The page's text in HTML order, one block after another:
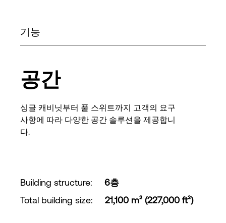
기능
공간
싱글 캐비닛부터 풀 스위트까지 고객의 요구
사항에 따라 다양한 공간 솔루션을 제공합니
다.
Building structure:
6층
Total building size: 21,100 m² (227,000 ft²)